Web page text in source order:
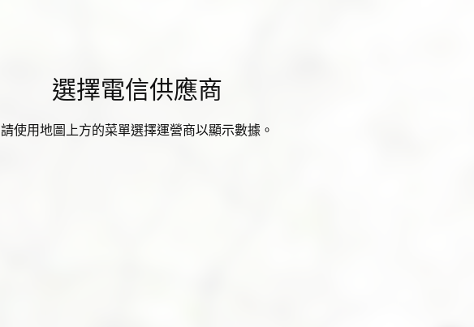
選擇電信供應商
請使用地圖上方的菜單選擇運營商以顯示數據。